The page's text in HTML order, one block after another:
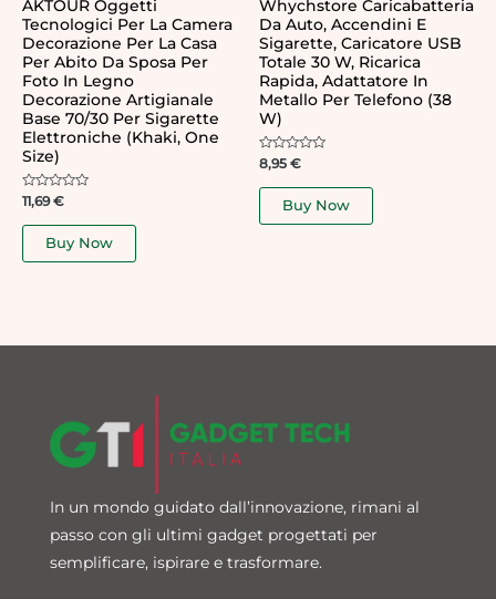
AKTOUR Oggetti
Tecnologici Per La Camera
Decorazione Per La Casa
Per Abito Da Sposa Per
Foto In Legno
Decorazione Artigianale
Base 70/30 Per Sigarette
Elettroniche (Khaki, One
Size)
Rated
out
11,69€
Buy Now
Whychstore Caricabatteria
Da Auto, Accendini E
Sigarette, Caricatore USB
Totale 30 W, Ricarica
Rapida, Adattatore In
Metallo Per Telefono (38
W)
Rated
out
8,95 €
Buy Now
In un mondo guidato dall’innovazione, rimani al
passo con gli ultimi gadget progettati per
semplificare, ispirare e trasformare.